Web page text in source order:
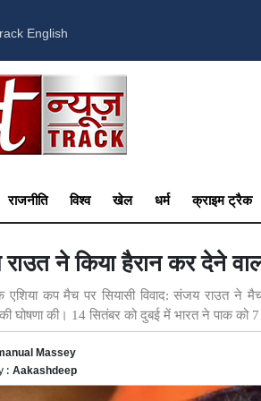
English
राजनीति विश्व खेल धर्म क्राइम ट्रैक
ने किया हैरान कर देने
एशिया कप मैच पर सियासी विवाद: संजय राउत ने
घोषणा की। 14 सितंबर को दुबई में भारत ने पाक को
Massey
:Aakashdeep